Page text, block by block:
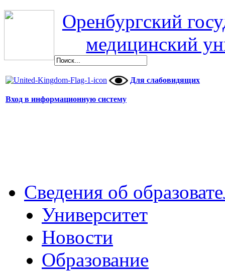
Оренбургский
медицинский
Для слабовидящих
Вход в информационную систему
Сведения об
Университет
Новости
Образование